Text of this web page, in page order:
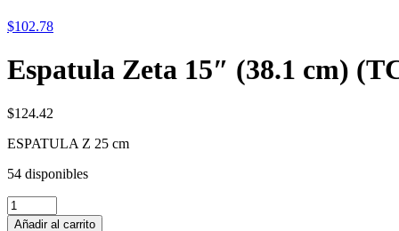
$102.78
Espatula Zeta 15″ (38.1 cm)
$124.42
ESPATULA Z 25 cm
54 disponibles
Añadir al carrito